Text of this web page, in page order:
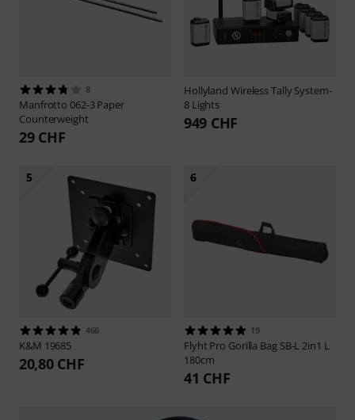
8
Manfrotto 062-3 Paper
Counterweight
29 CHF
Hollyland Wireless Tally System-
8 Lights
949 CHF
5
466
K&M 19685
20,80 CHF
6
19
Flyht Pro Gorilla Bag SB-L 2in1 L
180cm
41 CHF